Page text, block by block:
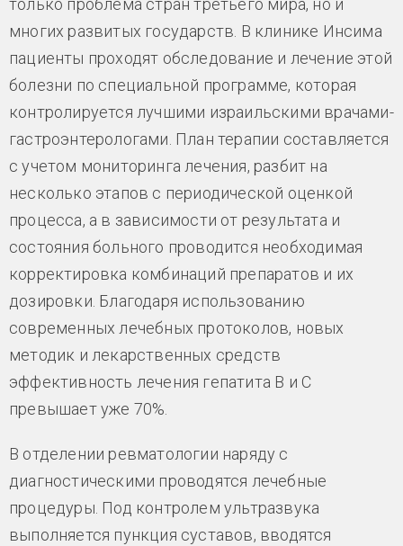
только проблема стран третьего мира, но и
многих развитых государств. В клинике Инсима
пациенты проходят обследование и лечение этой
болезни по специальной программе, которая
контролируется лучшими израильскими врачами-
гастроэнтерологами. План терапии составляется
с учетом мониторинга лечения, разбит на
несколько этапов с периодической оценкой
процесса, а в зависимости от результата и
состояния больного проводится необходимая
корректировка комбинаций препаратов и их
дозировки. Благодаря использованию
современных лечебных протоколов, новых
методик и лекарственных средств
эффективность лечения гепатита В и С
превышает уже 70%.
В отделении ревматологии наряду с
диагностическими проводятся лечебные
процедуры. Под контролем ультразвука
выполняется пункция суставов, вводятся